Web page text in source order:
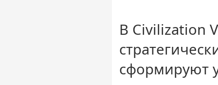
В Civilization
сформируют